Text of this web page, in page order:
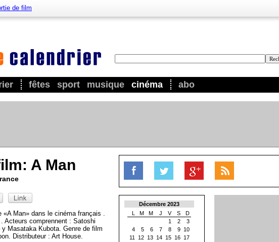
fêtes sport musique cinéma abo
de film
A Man
«A Man» dans le cinéma français .
Acteurs comprennent : Satoshi
Masataka Kubota. Genre de film
Distributeur : Art House.
Décembre 2023
L
M M J V S
D
1
2
3
4
5 6 7 8 9 10
11
12 13 14 15 16 17